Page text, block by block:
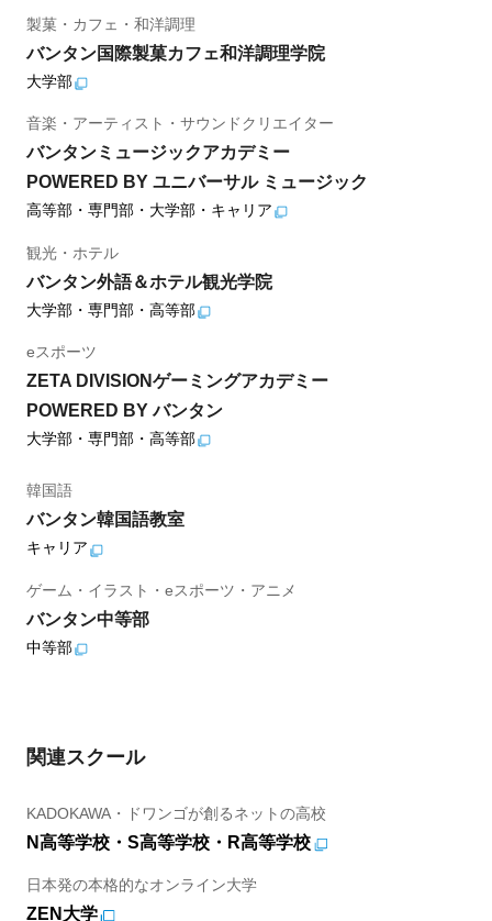
製菓・カフェ・和洋調理
バンタン国際製菓カフェ和洋調理学院
大学部
音楽・アーティスト・サウンドクリエイター
バンタンミュージックアカデミー
POWERED BY ユニバーサル ミュージック
高等部・専門部・大学部・キャリア
観光・ホテル
バンタン外語＆ホテル観光学院
大学部・専門部・高等部
eスポーツ
ZETA DIVISIONゲーミングアカデミー
POWERED BY バンタン
大学部・専門部・高等部
韓国語
バンタン韓国語教室
キャリア
ゲーム・イラスト・eスポーツ・アニメ
バンタン中等部
中等部
関連スクール
KADOKAWA・ドワンゴが創るネットの高校
N高等学校・S高等学校・R高等学校
日本発の本格的なオンライン大学
ZEN大学